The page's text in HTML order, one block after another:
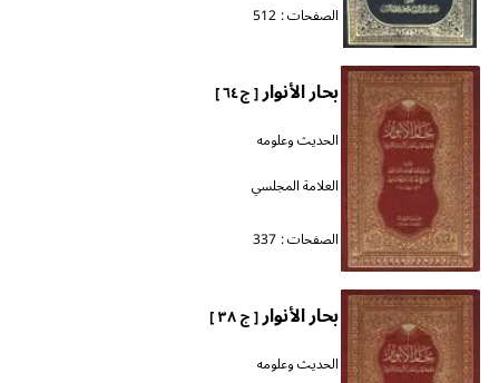
الصفحات : 512
بحار الأنوار[ ج ٦٤ ]
الحديث وعلومه
العلامة المجلسي
الصفحات : 337
بحار الأنوار[ ج ٣٨ ]
الحديث وعلومه